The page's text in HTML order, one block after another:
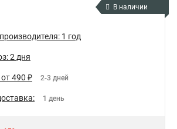
В наличии
1 год
2 дня
490 ₽ 2-3 дней
1 день